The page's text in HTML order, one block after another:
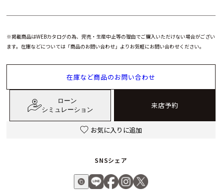
「ベル エポック ネックレス」。素材の魅力を活かしたタイムレ
※掲載商品はWEBカタログの為、完売・生産中止等の理由でご購入いただけない場合がござい
ます。在庫などについては「商品のお問い合わせ」よりお気軽にお問い合わせください。
在庫など商品のお問い合わせ
ローン
シミュレーション
来店予約
お気に入りに追加
SNSシェア